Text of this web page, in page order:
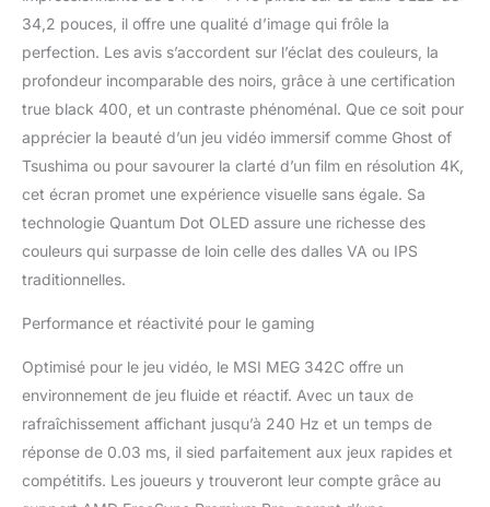
34,2 pouces, il offre une qualité d’image qui frôle la
perfection. Les avis s’accordent sur l’éclat des couleurs, la
profondeur incomparable des noirs, grâce à une certification
true black 400, et un contraste phénoménal. Que ce soit pour
apprécier la beauté d’un jeu vidéo immersif comme Ghost of
Tsushima ou pour savourer la clarté d’un film en résolution 4K,
cet écran promet une expérience visuelle sans égale. Sa
technologie Quantum Dot OLED assure une richesse des
couleurs qui surpasse de loin celle des dalles VA ou IPS
traditionnelles.
Performance et réactivité pour le gaming
Optimisé pour le jeu vidéo, le MSI MEG 342C offre un
environnement de jeu fluide et réactif. Avec un taux de
rafraîchissement affichant jusqu’à 240 Hz et un temps de
réponse de 0.03 ms, il sied parfaitement aux jeux rapides et
compétitifs. Les joueurs y trouveront leur compte grâce au